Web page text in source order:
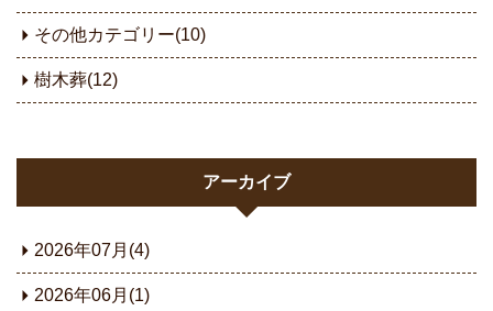
その他カテゴリー(10)
樹木葬(12)
アーカイブ
2026年07月(4)
2026年06月(1)